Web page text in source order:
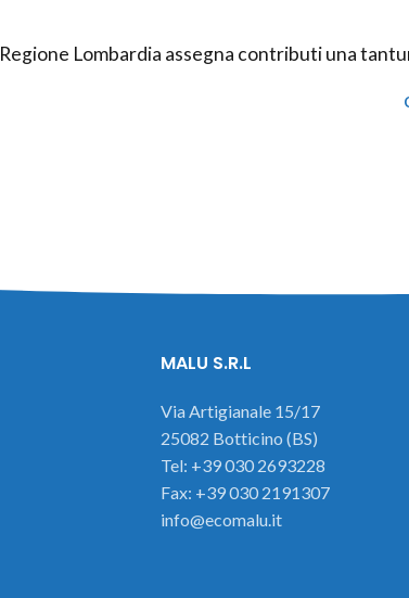
Regione Lombardia assegna contributi una
MALU S.R.L
Via Artigianale 15/17
25082 Botticino (BS)
Tel: +39 030 2693228
Fax: +39 030 2191307
info@ecomalu.it